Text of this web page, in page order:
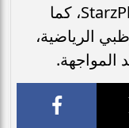
يمكن متابعة اللقاء عبر منصة StarzPlay، كما
الرياضية،
المواجهة.